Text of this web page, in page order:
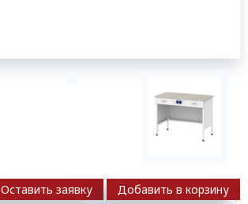
Оставить заявку Добавить в корзину